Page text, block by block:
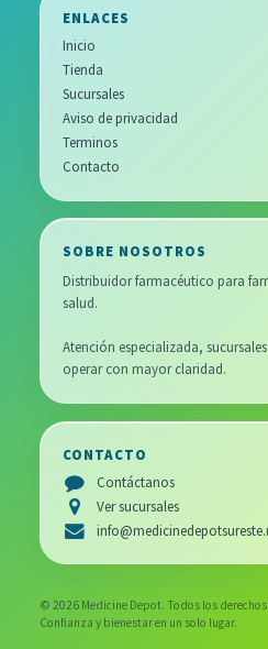
ENLACES
Inicio
Tienda
Sucursales
Aviso de privacidad
Terminos
Contacto
SOBRE NOSOTROS
Distribuidor farmacéutico para
salud.
Atención especializada,
operar con mayor claridad.
CONTACTO
Contáctanos
Ver sucursales
© 2026 Medicine Depot. Todos los
Confianza y bienestar en un solo lugar.